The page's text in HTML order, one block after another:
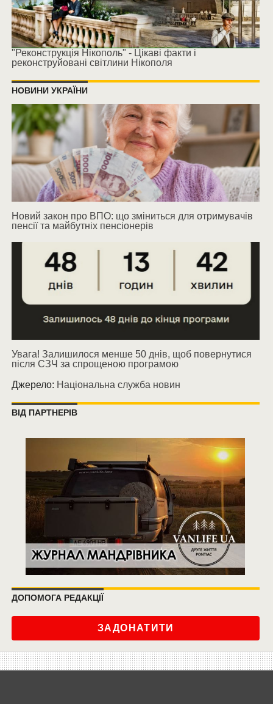
"Реконструкція Нікополь" - Цікаві факти і
реконструйовані світлини Нікополя
НОВИНИ УКРАЇНИ
Новий закон про ВПО: що зміниться для отримувачів
пенсії та майбутніх пенсіонерів
Увага! Залишилося менше 50 днів, щоб повернутися
після СЗЧ за спрощеною програмою
Джерело: Національна служба новин
ВІД ПАРТНЕРІВ
ДОПОМОГА РЕДАКЦІЇ
ЗАДОНАТИТИ